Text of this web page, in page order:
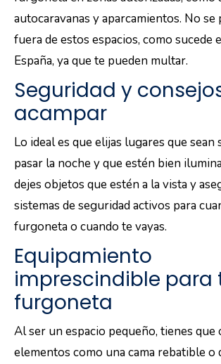
autocaravanas y aparcamientos. No se
fuera de estos espacios, como sucede
España, ya que te pueden multar.
Seguridad y
acampar
Lo ideal es que elijas lugares que sean
pasar la noche y que estén bien
dejes objetos que estén a la vista y
sistemas de seguridad activos para
furgoneta o cuando te vayas.
Equipamiento
imprescindible para
furgoneta
Al ser un espacio pequeño, tienes
elementos como una cama rebatible o